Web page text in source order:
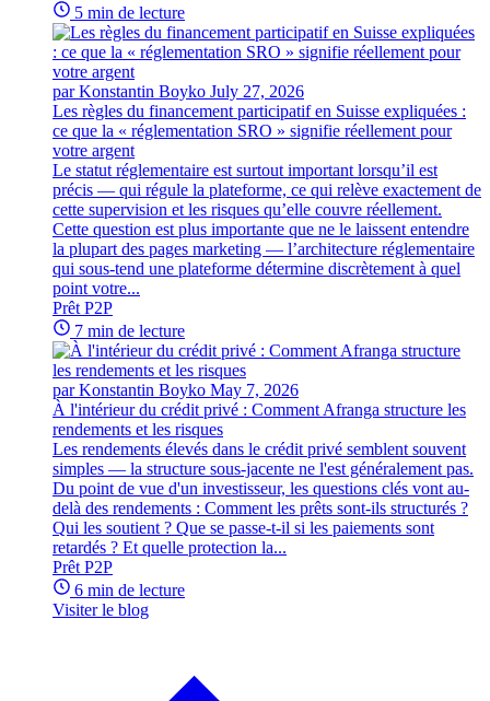
5 min de lecture
par Konstantin Boyko July 27, 2026
Les règles du financement participatif en Suisse expliquées :
ce que la « réglementation SRO » signifie réellement pour
votre argent
Le statut réglementaire est surtout important lorsqu’il est
précis — qui régule la plateforme, ce qui relève exactement de
cette supervision et les risques qu’elle couvre réellement.
Cette question est plus importante que ne le laissent entendre
la plupart des pages marketing — l’architecture réglementaire
qui sous-tend une plateforme détermine discrètement à quel
point votre...
Prêt P2P
7 min de lecture
par Konstantin Boyko May 7, 2026
À l'intérieur du crédit privé : Comment Afranga structure les
rendements et les risques
Les rendements élevés dans le crédit privé semblent souvent
simples — la structure sous-jacente ne l'est généralement pas.
Du point de vue d'un investisseur, les questions clés vont au-
delà des rendements : Comment les prêts sont-ils structurés ?
Qui les soutient ? Que se passe-t-il si les paiements sont
retardés ? Et quelle protection la...
Prêt P2P
6 min de lecture
Visiter le blog